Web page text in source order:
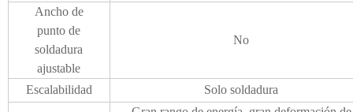
Ancho de
punto de
soldadura
ajustable
No
Escalabilidad Solo soldadura